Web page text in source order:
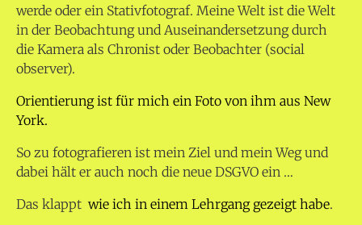
werde oder ein Stativfotograf. Meine Welt ist die Welt
in der Beobachtung und Auseinandersetzung durch
die Kamera als Chronist oder Beobachter (social
observer).
Orientierung ist für mich ein Foto von ihm aus New
York.
So zu fotografieren ist mein Ziel und mein Weg und
dabei hält er auch noch die neue DSGVO ein …
Das klappt wie ich in einem Lehrgang gezeigt habe.